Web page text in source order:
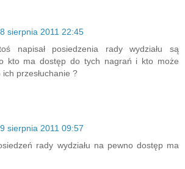
8 sierpnia 2011 22:45
napisał posiedzenia rady wydziału są
kto ma dostęp do tych nagrań i kto może
przesłuchanie ?
9 sierpnia 2011 09:57
rady wydziału na pewno dostęp ma